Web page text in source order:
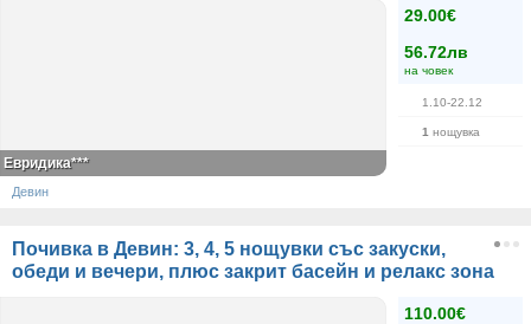
29.00€
56.72лв
на човек
1.10-22.12
1 нощувка
Евридика***
Девин
Почивка в Девин: 3, 4, 5 нощувки със закуски,
обеди и вечери, плюс закрит басейн и релакс зона
110.00€